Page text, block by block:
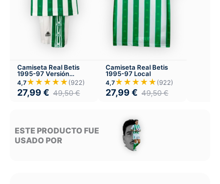
Camiseta Real Betis
1995-97 Versión
Infantil Local
4,7★★★★★(922)
27,99 € 49,50€
Camiseta Real Betis
1995-97 Local
4,7★★★★★(922)
27,99 € 49,50€
ESTE PRODUCTO FUE
USADO POR